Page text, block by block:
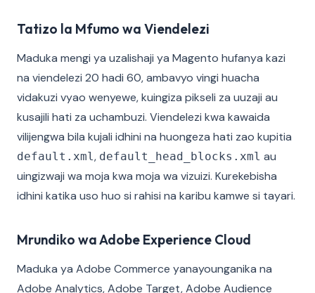
Tatizo la Mfumo wa Viendelezi
Maduka mengi ya uzalishaji ya Magento hufanya kazi
na viendelezi 20 hadi 60, ambavyo vingi huacha
vidakuzi vyao wenyewe, kuingiza pikseli za uuzaji au
kusajili hati za uchambuzi. Viendelezi kwa kawaida
vilijengwa bila kujali idhini na huongeza hati zao kupitia
default.xml, default_head_blocks.xml au
uingizwaji wa moja kwa moja wa vizuizi. Kurekebisha
idhini katika uso huo si rahisi na karibu kamwe si tayari.
Mrundiko wa Adobe Experience Cloud
Maduka ya Adobe Commerce yanayounganika na
Adobe Analytics, Adobe Target, Adobe Audience